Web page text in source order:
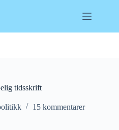
tidsskrift
15 kommentarer